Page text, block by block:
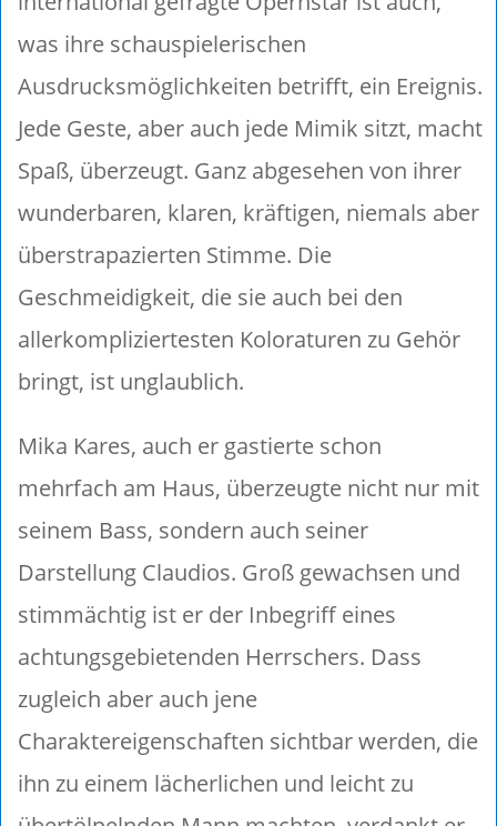
was ihre schauspielerischen
Ausdrucksmöglichkeiten betrifft, ein Ereignis.
Jede Geste, aber auch jede Mimik sitzt, macht
Spaß, überzeugt. Ganz abgesehen von ihrer
wunderbaren, klaren, kräftigen, niemals aber
überstrapazierten Stimme. Die
Geschmeidigkeit, die sie auch bei den
allerkompliziertesten Koloraturen zu Gehör
bringt, ist unglaublich.
Mika Kares, auch er gastierte schon
mehrfach am Haus, überzeugte nicht nur mit
seinem Bass, sondern auch seiner
Darstellung Claudios. Groß gewachsen und
stimmächtig ist er der Inbegriff eines
achtungsgebietenden Herrschers. Dass
zugleich aber auch jene
Charaktereigenschaften sichtbar werden, die
ihn zu einem lächerlichen und leicht zu